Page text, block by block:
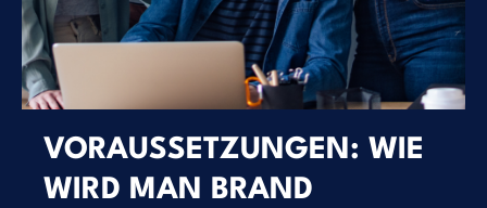
VORAUSSETZUNGEN: WIE
WIRD MAN BRAND